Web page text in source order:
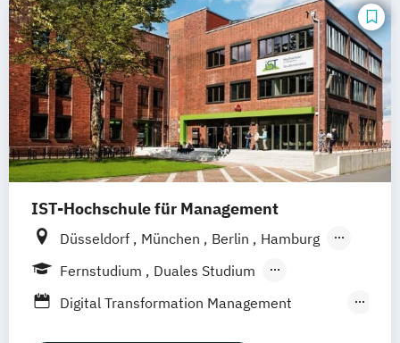
IST-Hochschule für Management
Düsseldorf München Berlin
Hamburg
Weil am Rhein
Frankfurt am Main
Fernstudium
Duales Studium
Fernlehrgang
Digital Transformation Management